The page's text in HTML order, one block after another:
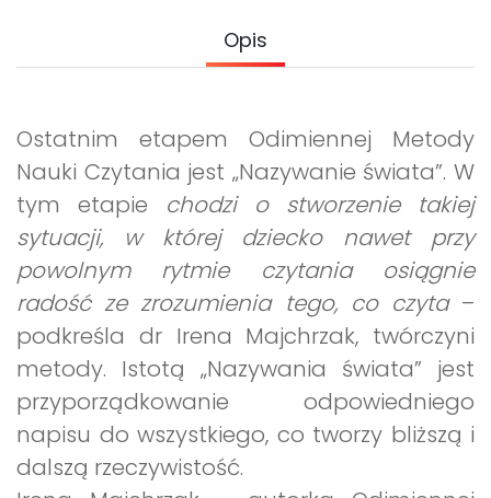
Opis
Ostatnim etapem Odimiennej Metody
Nauki Czytania jest „Nazywanie świata”. W
tym etapie chodzi o stworzenie takiej
sytuacji, w której dziecko nawet przy
powolnym rytmie czytania osiągnie
radość ze zrozumienia tego, co czyta–
podkreśla dr Irena Majchrzak, twórczyni
metody. Istotą „Nazywania świata” jest
przyporządkowanie odpowiedniego
napisu do wszystkiego, co tworzy bliższą i
dalszą rzeczywistość.